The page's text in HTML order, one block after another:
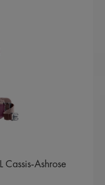
Cassis-Ashrose